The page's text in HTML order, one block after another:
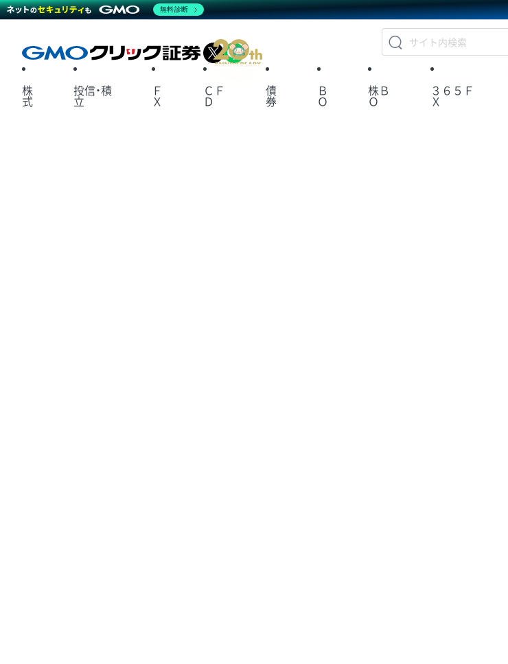
X
株
式
投信・積
立
Ｆ
Ｘ
ＣＦ
Ｄ
債
券
Ｂ
Ｏ
株Ｂ
Ｏ
３６５Ｆ
Ｘ
無料診断